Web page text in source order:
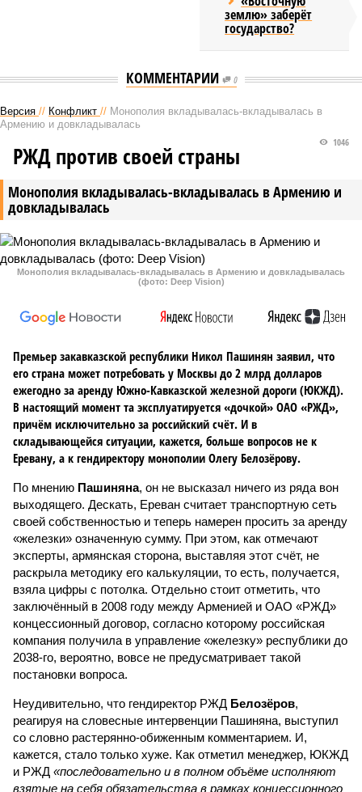
землю» заберёт
государство?
КОММЕНТАРИИ 0
Версия // Конфликт // Монополия вкладывалась-вкладывалась в
Армению и довкладывалась
Монополия вкладывалась-вкладывалась в Армению и
довкладывалась
1046
РЖД против своей страны
Монополия вкладывалась-вкладывалась в Армению и довкладывалась
(фото: Deep Vision)
Премьер закавказской республики Никол Пашинян заявил, что
его страна может потребовать у Москвы до 2 млрд долларов
ежегодно за аренду Южно-Кавказской железной дороги (ЮКЖД).
В настоящий момент та эксплуатируется «дочкой» ОАО «РЖД»,
причём исключительно за российский счёт. И в
складывающейся ситуации, кажется, больше вопросов не к
Еревану, а к гендиректору монополии Олегу Белозёрову.
По мнению Пашиняна, он не высказал ничего из ряда вон
выходящего. Дескать, Ереван считает транспортную сеть
своей собственностью и теперь намерен просить за аренду
«железки» означенную сумму. При этом, как отмечают
эксперты, армянская сторона, выставляя этот счёт, не
раскрыла методику его калькуляции, то есть, получается,
взяла цифры с потолка. Отдельно стоит отметить, что
заключённый в 2008 году между Арменией и ОАО «РЖД»
концессионный договор, согласно которому российская
компания получила в управление «железку» республики до
2038-го, вероятно, вовсе не предусматривает такой
постановки вопроса.
Неудивительно, что гендиректор РЖД Белозёров,
реагируя на словесные интервенции Пашиняна, выступил
со словно растерянно-обиженным комментарием. И,
кажется, стало только хуже. Как отметил менеджер, ЮКЖД
и РЖД «последовательно и в полном объёме исполняют
взятые на себя обязательства в рамках концессионного